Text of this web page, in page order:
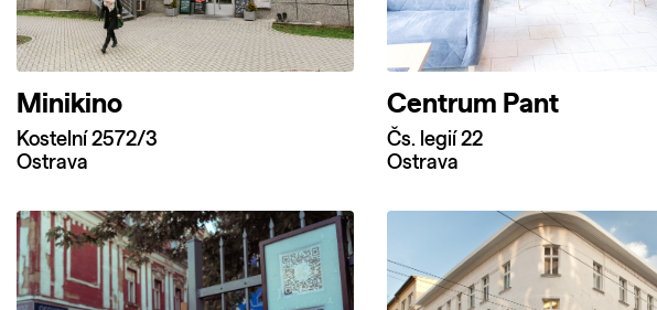
Minikino
Kostelní 2572/3
Ostrava
Centrum Pant
Čs. legií 22
Ostrava